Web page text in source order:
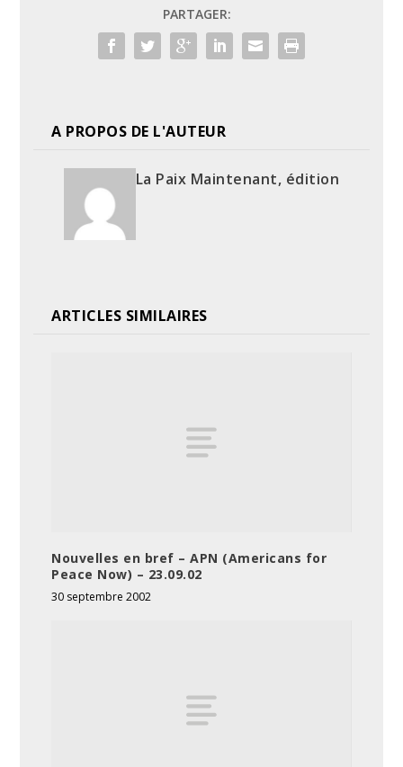
PARTAGER:
A PROPOS DE L'AUTEUR
La Paix Maintenant, édition
ARTICLES SIMILAIRES
Nouvelles en bref – APN (Americans for
Peace Now) – 23.09.02
30 septembre 2002